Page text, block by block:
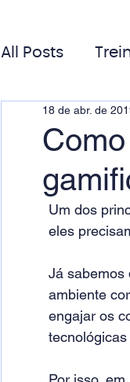
All Posts
Gestão de
18 de abr. de
Um dos
eles
Já sabemos
ambiente
engajar os